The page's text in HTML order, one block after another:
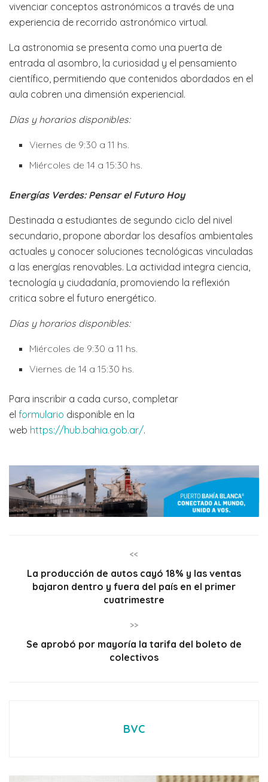
vivenciar conceptos astronómicos a través de una
experiencia de recorrido astronómico virtual.
La astronomia se presenta como una puerta de
entrada al asombro, la curiosidad y el pensamiento
científico, permitiendo que contenidos abordados en el
aula cobren una dimensión experiencial.
Días y horarios disponibles:
Viernes de 9:30 a 11 hs.
Miércoles de 14 a 15:30 hs.
Energías Verdes: Pensar el Futuro Hoy
Destinada a estudiantes de segundo ciclo del nivel
secundario, propone abordar los desafíos ambientales
actuales y conocer soluciones tecnológicas vinculadas
a las energías renovables. La actividad integra ciencia,
tecnología y ciudadanía, promoviendo la reflexión
critica sobre el futuro energético.
Días y horarios disponibles:
Miércoles de 9:30 a 11 hs.
Viernes de 14 a 15:30 hs.
Para inscribir a cada curso, completar
el formulario disponible en la
web https://hub.bahia.gob.ar/.
<<
La producción de autos cayó 18% y las ventas
bajaron dentro y fuera del país en el primer
cuatrimestre
>>
Se aprobó por mayoría la tarifa del boleto de
colectivos
BVC